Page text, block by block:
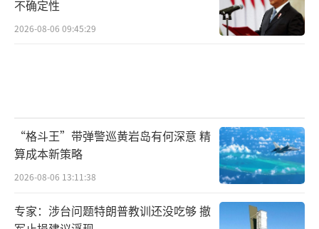
问题来了：究竟人类文明的发展方向是什
么？如果我们继续在核武器上投入巨大资源，
和平与发展，而不是毁灭和战争。
核武科技的发展可能会给我们带来更多的
可能性。或许通过技术创新，我们能找到新的
方式控制和减少核武器的威胁。科学不应仅是
不确定性
2026-08-06 09:45:29
“格斗王”带弹警巡黄岩岛有何深意 精
算成本新策略
2026-08-06 13:11:38
专家：涉台问题特朗普教训还没吃够 撤